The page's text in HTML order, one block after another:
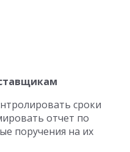
сроки
отчет по
поручения на их